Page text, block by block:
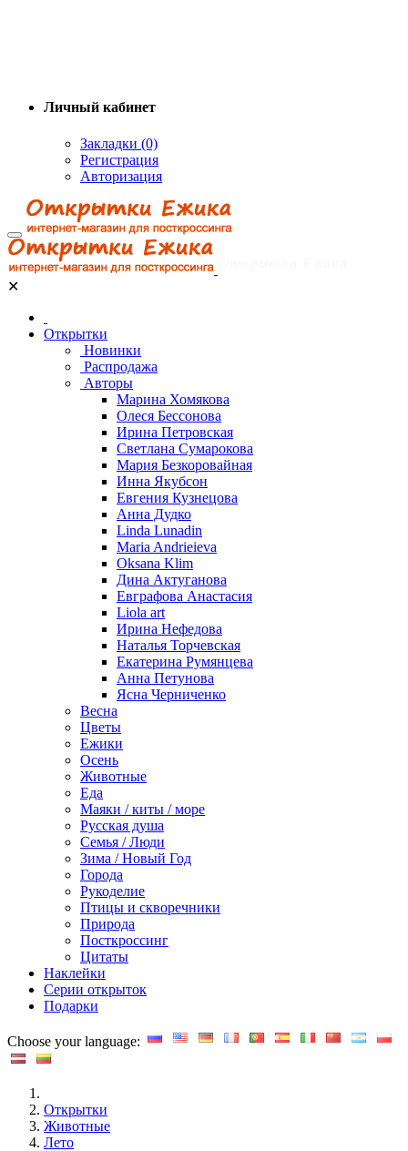
Личный кабинет
Закладки (0)
Регистрация
Авторизация
✕
Открытки
Новинки
Распродажа
Авторы
Марина Хомякова
Олеся Бессонова
Ирина Петровская
Светлана Сумарокова
Мария Безкоровайная
Инна Якубсон
Евгения Кузнецова
Анна Дудко
Linda Lunadin
Maria Andrieieva
Oksana Klim
Дина Актуганова
Евграфова Анастасия
Liola art
Ирина Нефедова
Наталья Торчевская
Екатерина Румянцева
Анна Петунова
Ясна Черниченко
Весна
Цветы
Ежики
Осень
Животные
Еда
Маяки / киты / море
Русская душа
Семья / Люди
Зима / Новый Год
Города
Рукоделие
Птицы и скворечники
Природа
Посткроссинг
Цитаты
Наклейки
Серии открыток
Подарки
Choose your language:
Открытки
Животные
Лето